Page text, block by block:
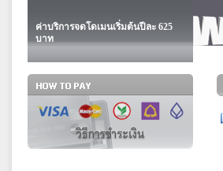
ค่าบริการจดโดเมนเริ่มต้นปีละ 625
บาท